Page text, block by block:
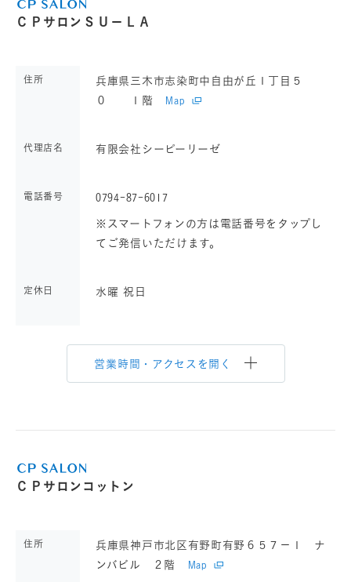
ＣＰサロンＳＵ－ＬＡ
住所
兵庫県三木市志染町中自由が丘１丁目５
０ １階
Map
代理店名 有限会社シーピーリーゼ
電話番号 0794-87-6017
※スマートフォンの方は電話番号をタップし
てご発信いただけます。
定休日 水曜 祝日
営業時間・アクセスを開く
ＣＰサロンコットン
住所
兵庫県神戸市北区有野町有野６５７－１ ナ
ンバビル ２階
Map